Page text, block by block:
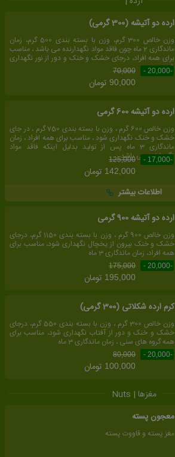
ارده دو آتیشه (300 گرمی)
وزن خالص 300 گرم، وزن با بسته بندی 500 گرم، زمان
ماندگاری 2 ماه چون فاقد مواد نگهدارنده می باشد ، مناسب
برای همه افراد، درجای خشک و خنک و دور از نور نگهداری
شود
-20,000 -
70,000
90,000 تومان
ارده دو آتیشه 600 گرمی
وزن خالص 600 گرم ، وزن با بسته بندی 750 گرم ، در جای
خشک و خنک نگهداری شود ، مناسب برای همه افراد ، زمان
ماندگاری 3 ماه پس از تولید بدلیل اینکه فاقد مواد
نگهدارنده می باشد
-17,000 -
125,000
142,000 تومان
اطلاعات بیشتر
ارده دو آتیشه 900 گرمی
وزن خالص 900 گرم ، وزن با بسته بندی 1150 گرم، درجای
خشک و خنک بیرون از یخچال نگهداری شود، مناسب برای
همه افراد، زمان ماندگاری 3 ماه
-20,000 -
175,000
195,000 تومان
کرم ارده شکلاتی (300 گرمی)
وزن خالص 300 گرم ، وزن با بسته بندی 550 گرم، درجای
خشک و خنک و دور از آفتاب نگهداری شود، مناسب برای
همه گروه های سنی ، زمان ماندگاری 3 ماه
-20,000 -
80,000
100,000 تومان
مغزها | Nuts
معجون پسته
مغز پسته و قاووت پسته